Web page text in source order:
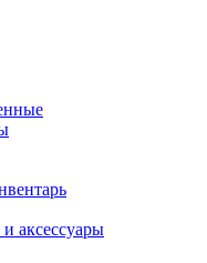
аксессуары